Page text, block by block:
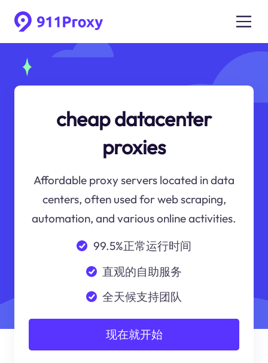
cheap datacenter
proxies
Affordable proxy servers located in data
centers, often used for web scraping,
automation, and various online activities.
99.5%正常运行时间
直观的自助服务
全天候支持团队
现在就开始